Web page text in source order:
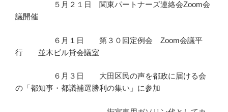
５月２１日 関東パートナーズ連絡会Zoom会
議開催
６月１日 第３０回定例会 Zoom会議平
行 並木ビル貸会議室
６月３日 大田区民の声を都政に届ける会
の「都知事・都議補選勝利の集い」に参加